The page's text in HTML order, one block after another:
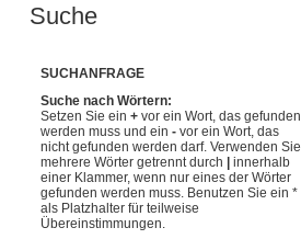
Suche
SUCHANFRAGE
Suche nach Wörtern:
Setzen Sie ein + vor ein Wort, das gefunden
werden muss und ein - vor ein Wort, das
nicht gefunden werden darf. Verwenden Sie
mehrere Wörter getrennt durch
innerhalb
einer Klammer, wenn nur eines der Wörter
gefunden werden muss. Benutzen Sie ein *
als Platzhalter für teilweise
Übereinstimmungen.